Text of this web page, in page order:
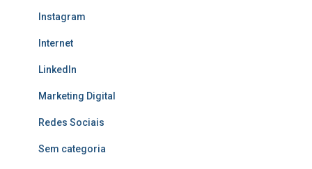
Instagram
Internet
LinkedIn
Marketing Digital
Redes Sociais
Sem categoria